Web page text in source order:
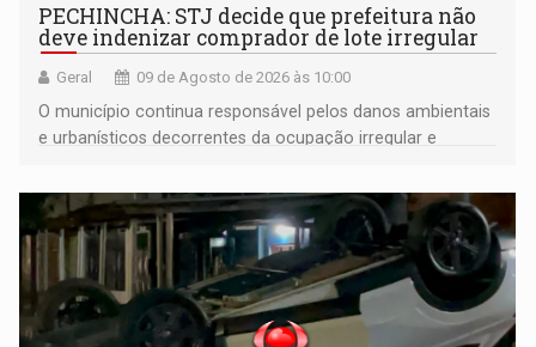
PECHINCHA: STJ decide que prefeitura não
deve indenizar comprador de lote irregular
Geral 09 de Agosto de 2026 às 10:00
O município continua responsável pelos danos ambientais
e urbanísticos decorrentes da ocupação irregular e